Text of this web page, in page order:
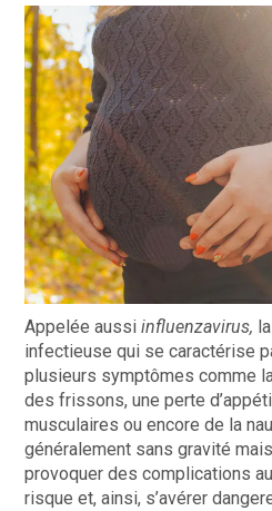
Appelée aussiinfluenzavirus,
infectieuse qui se caractérise
plusieurs symptômes comme
des frissons, une perte
musculaires ou encore de la
généralement sans gravité
provoquer des complications
risque et, ainsi, s’avérer